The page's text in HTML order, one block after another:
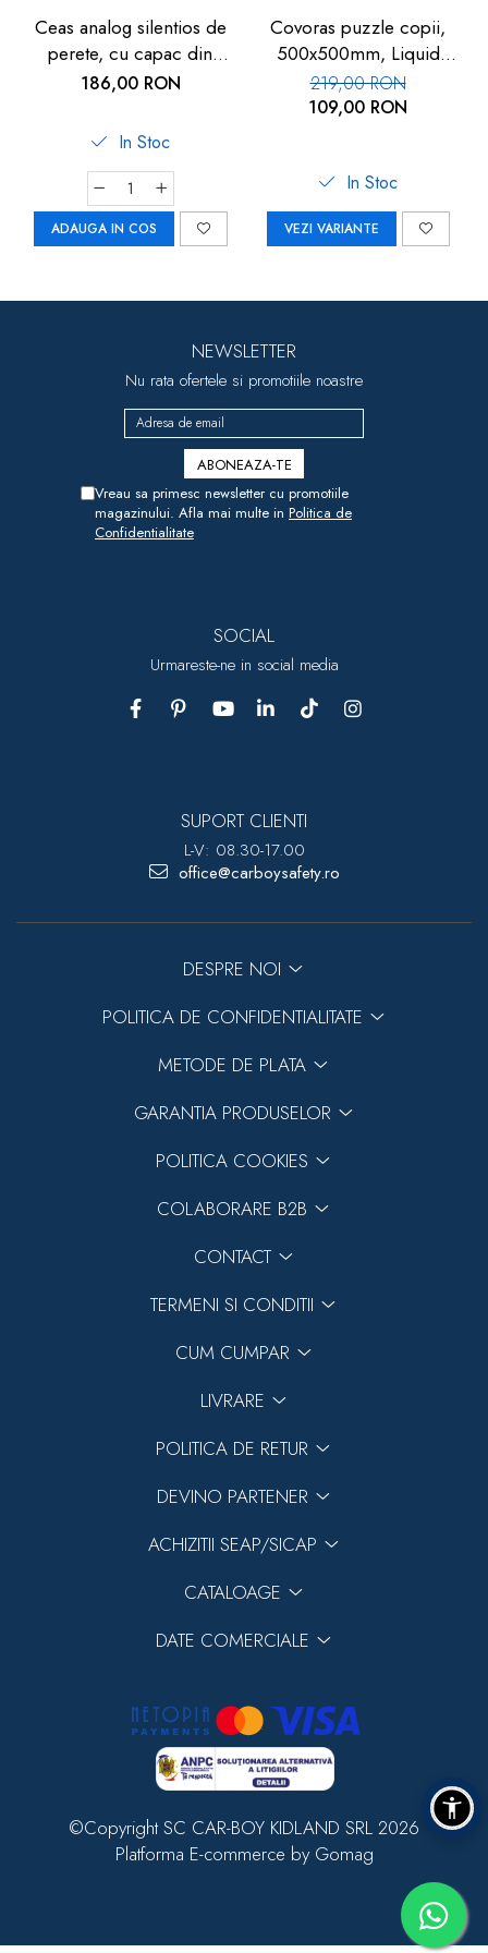
Ceas analog silentios de
perete, cu capac din
sticla, cifre mari, alb, TFA
186,00 RON
In Stoc
ADAUGA IN COS
Covoras puzzle copii,
500x500mm, Liquid
Floor
219,00 RON
109,00 RON
In Stoc
VEZI VARIANTE
NEWSLETTER
Nu rata ofertele si promotiile noastre
Vreau sa primesc newsletter cu promotiile
magazinului. Afla mai multe in Politica de
Confidentialitate
SOCIAL
Urmareste-ne in social media
SUPORT CLIENTI
L-V: 08.30-17.00
office@carboysafety.ro
DESPRE NOI
POLITICA DE CONFIDENTIALITATE
METODE DE PLATA
GARANTIA PRODUSELOR
POLITICA COOKIES
COLABORARE B2B
CONTACT
TERMENI SI CONDITII
CUM CUMPAR
LIVRARE
POLITICA DE RETUR
DEVINO PARTENER
ACHIZITII SEAP/SICAP
CATALOAGE
DATE COMERCIALE
©Copyright SC CAR-BOY KIDLAND SRL 2026
Platforma E-commerce by Gomag